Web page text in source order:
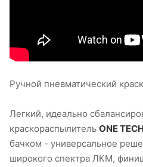
Ручной пневматический
Легкий, идеально
краскораспылитель ONE
бачком - универсальное
широкого спектра ЛКМ,